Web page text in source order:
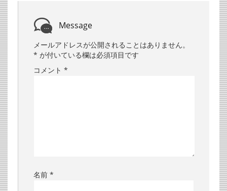
Message
メールアドレスが公開されることはありません。
* が付いている欄は必須項目です
コメント *
名前 *